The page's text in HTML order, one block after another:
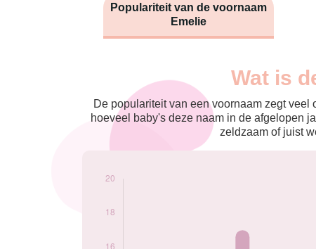
Populariteit van de voornaam
Emelie
Wat is
De populariteit van een voornaam zegt
hoeveel baby's deze naam in de afgelopen
zeldzaam of juist
2009
12
2010
13
2014
19
2016